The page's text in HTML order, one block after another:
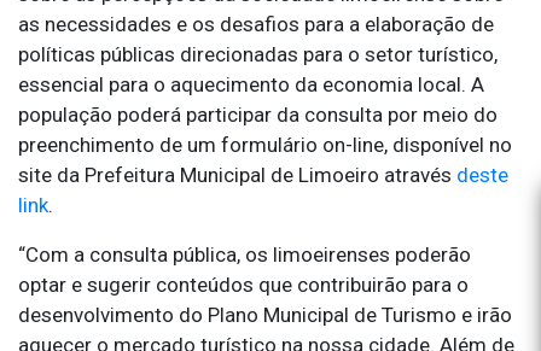
as necessidades e os desafios para a elaboração de
políticas públicas direcionadas para o setor turístico,
essencial para o aquecimento da economia local. A
população poderá participar da consulta por meio do
preenchimento de um formulário on-line, disponível no
site da Prefeitura Municipal de Limoeiro através deste
link.
“Com a consulta pública, os limoeirenses poderão
optar e sugerir conteúdos que contribuirão para o
desenvolvimento do Plano Municipal de Turismo e irão
aquecer o mercado turístico na nossa cidade. Além de